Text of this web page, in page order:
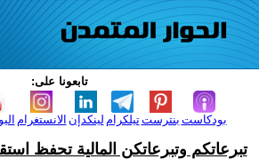
تابعونا على:
الانستغرام لينكدإن تيلكرامبنترست بودكاست
تبرعاتكم وتبرعاتكن المالية تحفظ